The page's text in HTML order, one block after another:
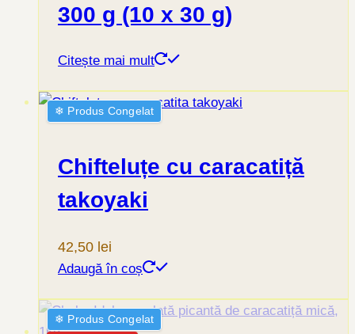
300 g (10 x 30 g)
Citește mai mult
❄︎ Produs Congelat
Chifteluțe cu caracatiță
takoyaki
42,50 lei
Adaugă în coș
❄︎ Produs Congelat